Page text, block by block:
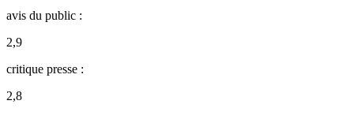
avis du public :
2,9
critique presse :
2,8